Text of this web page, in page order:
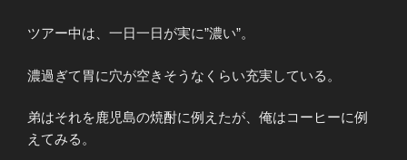
ツアー中は、一日一日が実に”濃い”。
濃過ぎて胃に穴が空きそうなくらい充実している。
弟はそれを鹿児島の焼酎に例えたが、俺はコーヒーに例
えてみる。